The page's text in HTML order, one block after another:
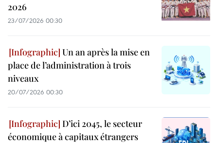
2026
23/07/2026 00:30
Un an après la mise en
place de l’administration à trois
niveaux
20/07/2026 00:30
D’ici 2045, le secteur
économique à capitaux étrangers